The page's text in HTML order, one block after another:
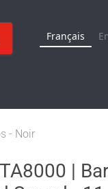
Français
- Noir
|